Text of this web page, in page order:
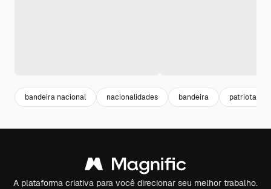
bandeira nacional nacionalidades bandeira patriota
A plataforma criativa para você direcionar seu melhor trabalho.